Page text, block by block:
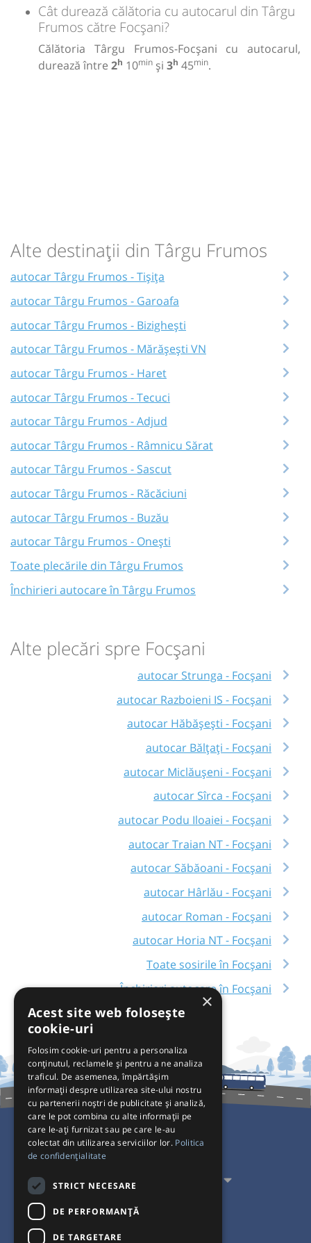
Cât durează călătoria cu autocarul din Târgu
Frumos către Focșani?
Călătoria Târgu Frumos-Focșani cu autocarul,
durează între 2h 10min și 3h 45min.
Alte destinații din Târgu Frumos
autocar Târgu Frumos - Tișița
autocar Târgu Frumos - Garoafa
autocar Târgu Frumos - Bizighești
autocar Târgu Frumos - Mărășești VN
autocar Târgu Frumos - Haret
autocar Târgu Frumos - Tecuci
autocar Târgu Frumos - Adjud
autocar Târgu Frumos - Râmnicu Sărat
autocar Târgu Frumos - Sascut
autocar Târgu Frumos - Răcăciuni
autocar Târgu Frumos - Buzău
autocar Târgu Frumos - Onești
Toate plecările din Târgu Frumos
Închirieri autocare în Târgu Frumos
Alte plecări spre Focșani
autocar Strunga - Focșani
autocar Razboieni IS - Focșani
autocar Hăbășești - Focșani
autocar Bălțați - Focșani
autocar Miclăușeni - Focșani
autocar Sîrca - Focșani
autocar Podu Iloaiei - Focșani
autocar Traian NT - Focșani
autocar Săbăoani - Focșani
autocar Hârlău - Focșani
autocar Roman - Focșani
autocar Horia NT - Focșani
Toate sosirile în Focșani
Închirieri autocare în Focșani
Pentru Călători
Pentru Transportatori
Interacționăm
×
Acest site web folosește
cookie-uri
Folosim cookie-uri pentru a personaliza
conținutul, reclamele și pentru a ne analiza
traficul. De asemenea, împărtășim
informații despre utilizarea site-ului nostru
cu partenerii noștri de publicitate și analiză,
care le pot combina cu alte informații pe
care le-ați furnizat sau pe care le-au
colectat din utilizarea serviciilor lor. Politica
de confidențialitate
STRICT NECESARE
DE PERFORMANȚĂ
DE TARGETARE